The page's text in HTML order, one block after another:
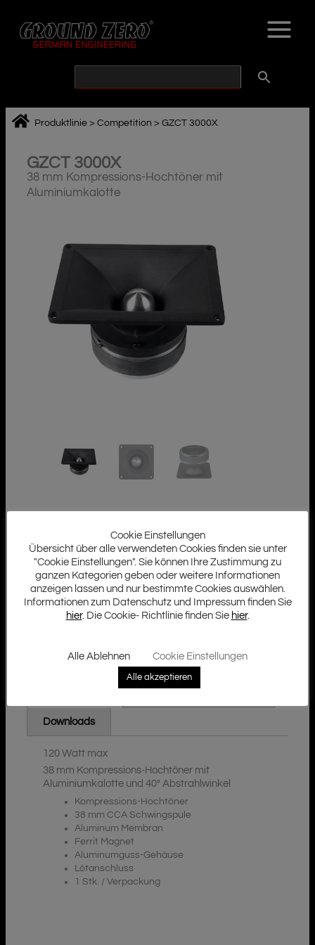
springen
Produktlinie >Competition >GZCT 3000X
GZCT 3000X
38 mm Kompressions-Hochtöner mit
Aluminiumkalotte
Downloads
120 Watt max
38 mm Kompressions-Hochtöner mit
Aluminiumkalotte und 40° Abstrahlwinkel
Kompressions-Hochtöner
38 mm CCA Schwingspule
Aluminum Membran
Ferrit Magnet
Aluminumguss-Gehäuse
Lötanschluss
1 Stk. / Verpackung
Cookie Einstellungen
Übersicht über alle verwendeten Cookies finden sie unter
"Cookie Einstellungen". Sie können Ihre Zustimmung zu
ganzen Kategorien geben oder weitere Informationen
anzeigen lassen und nur bestimmte Cookies auswählen.
Informationen zum Datenschutz und Impressum finden Sie
hier. Die Cookie- Richtlinie finden Sie hier.
Alle Ablehnen Cookie Einstellungen
Alle akzeptieren